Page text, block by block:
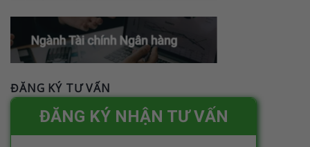
ĐĂNG KÝ TƯ VẤN
ĐĂNG KÝ NHẬN TƯ VẤN